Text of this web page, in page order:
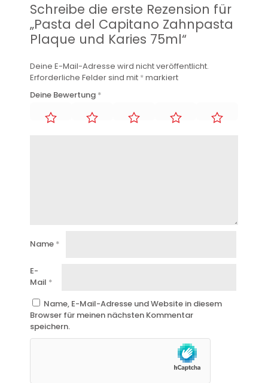
Schreibe die erste Rezension für
„Pasta del Capitano Zahnpasta
Plaque und Karies 75ml“
Deine E-Mail-Adresse wird nicht veröffentlicht.
Erforderliche Felder sind mit *markiert
Deine Bewertung *
Name *
E-
Mail *
Name, E-Mail-Adresse und Website in diesem
Browser für meinen nächsten Kommentar
speichern.